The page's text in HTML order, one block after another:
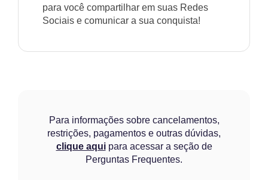
para você compartilhar em suas Redes
Sociais e comunicar a sua conquista!
Para informações sobre cancelamentos,
restrições, pagamentos e outras dúvidas,
clique aquipara acessar a seção de
Perguntas Frequentes.